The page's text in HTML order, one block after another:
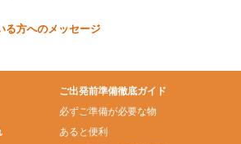
る方へのメッセージ
ご出発前準備徹底ガイド
必ずご準備が必要な物
あると便利